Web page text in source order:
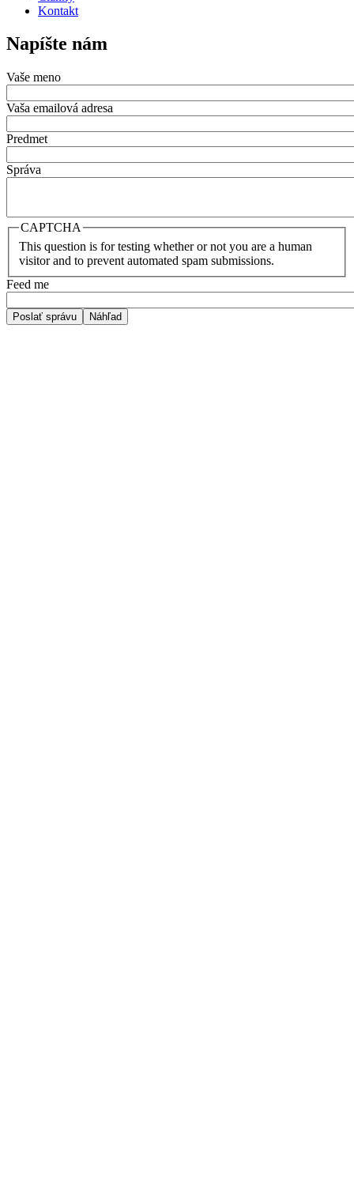
Kontakt
Napíšte nám
Vaše meno
Vaša emailová adresa
Predmet
Správa
CAPTCHA
This question is for testing whether or not you are a human
visitor and to prevent automated spam submissions.
Feed me
Poslať správu Náhľad